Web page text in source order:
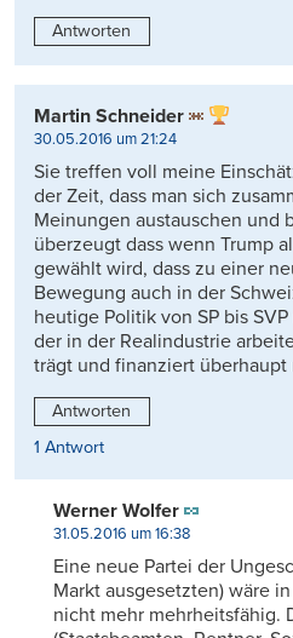
Antworten
Martin Schneider
30.05.2016 um 21:24
Sie treffen voll meine
der Zeit, dass man sich
Meinungen austauschen und
überzeugt dass wenn Trump
gewählt wird, dass zu einer
Bewegung auch in der
heutige Politik von SP bis
der in der Realindustrie
trägt und finanziert überhaupt
Antworten
1 Antwort
Werner Wolfer
31.05.2016 um 16:38
Eine neue Partei der
Markt ausgesetzten) wäre
nicht mehr mehrheitsfähig.